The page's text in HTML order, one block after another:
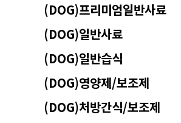
(DOG)프리미엄일반사료
(DOG)일반사료
(DOG)일반습식
(DOG)영양제/보조제
(DOG)처방간식/보조제